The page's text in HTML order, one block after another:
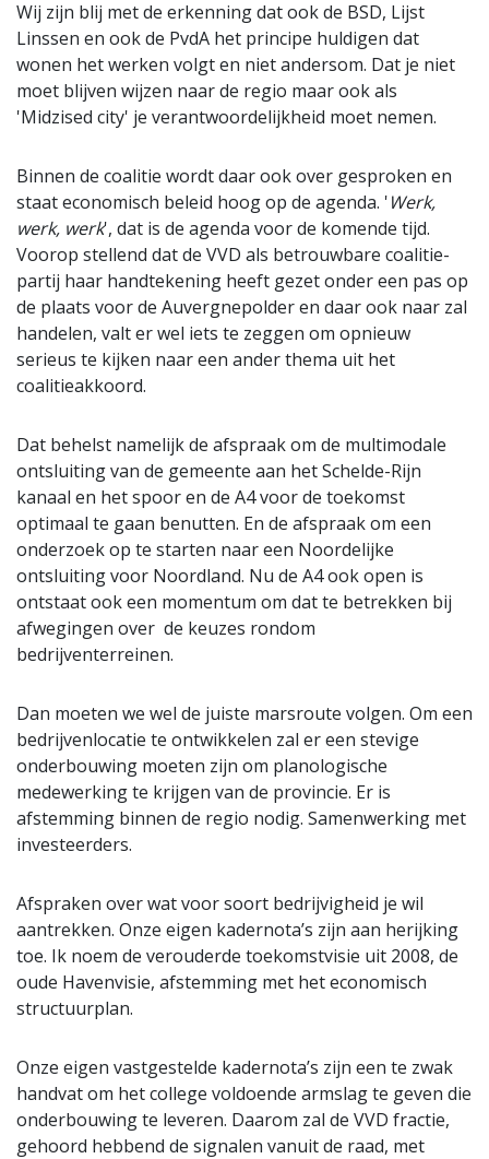
Wij zijn blij met de erkenning dat ook de BSD, Lijst
Linssen en ook de PvdA het principe huldigen dat
wonen het werken volgt en niet andersom. Dat je niet
moet blijven wijzen naar de regio maar ook als
'Midzised city' je verantwoordelijkheid moet nemen.
Binnen de coalitie wordt daar ook over gesproken en
staat economisch beleid hoog op de agenda. 'Werk,
werk, werk', dat is de agenda voor de komende tijd.
Voorop stellend dat de VVD als betrouwbare coalitie-
partij haar handtekening heeft gezet onder een pas op
de plaats voor de Auvergnepolder en daar ook naar zal
handelen, valt er wel iets te zeggen om opnieuw
serieus te kijken naar een ander thema uit het
coalitieakkoord.
Dat behelst namelijk de afspraak om de multimodale
ontsluiting van de gemeente aan het Schelde-Rijn
kanaal en het spoor en de A4 voor de toekomst
optimaal te gaan benutten. En de afspraak om een
onderzoek op te starten naar een Noordelijke
ontsluiting voor Noordland. Nu de A4 ook open is
ontstaat ook een momentum om dat te betrekken bij
afwegingen over de keuzes rondom
bedrijventerreinen.
Dan moeten we wel de juiste marsroute volgen. Om een
bedrijvenlocatie te ontwikkelen zal er een stevige
onderbouwing moeten zijn om planologische
medewerking te krijgen van de provincie. Er is
afstemming binnen de regio nodig. Samenwerking met
investeerders.
Afspraken over wat voor soort bedrijvigheid je wil
aantrekken. Onze eigen kadernota’s zijn aan herijking
toe. Ik noem de verouderde toekomstvisie uit 2008, de
oude Havenvisie, afstemming met het economisch
structuurplan.
Onze eigen vastgestelde kadernota’s zijn een te zwak
handvat om het college voldoende armslag te geven die
onderbouwing te leveren. Daarom zal de VVD fractie,
gehoord hebbend de signalen vanuit de raad, met